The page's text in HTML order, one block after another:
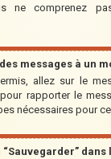
ne comprenez
messages à un
allez sur le
rapporter le
nécessaires pour